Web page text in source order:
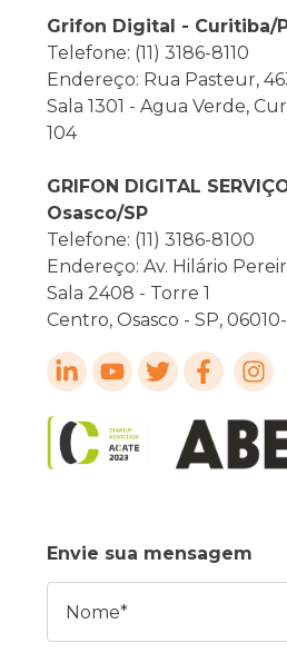
Grifon Digital - Curitiba/
Telefone: (11) 3186-8110
Endereço: Rua Pasteur,
Sala 1301 - Agua Verde,
104
GRIFON DIGITAL
Osasco/SP
Telefone: (11) 3186-8100
Endereço: Av. Hilário
Sala 2408 - Torre 1
Centro, Osasco - SP,
Envie sua mensagem